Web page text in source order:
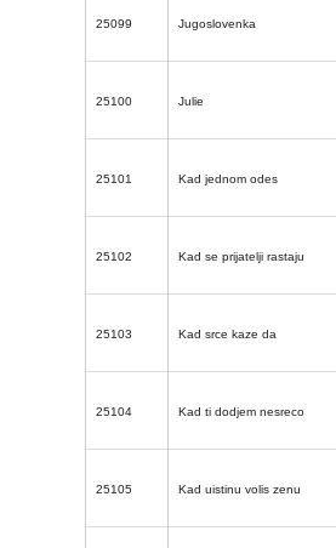
25099 Jugoslovenka
25100 Julie
25101 Kad jednom odes
25102 Kad se prijatelji rastaju
25103 Kad srce kaze da
25104 Kad ti dodjem nesreco
25105 Kad uistinu volis zenu